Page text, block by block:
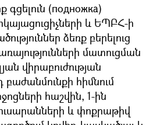
(подножка)
և ԵՊԲՀ-ի
ձեռք բերելուց
մատուցման
վիրաբուժության
բաժանմունքի հիմնում
հաշվին, 1-ին
և փոքրաթիվ